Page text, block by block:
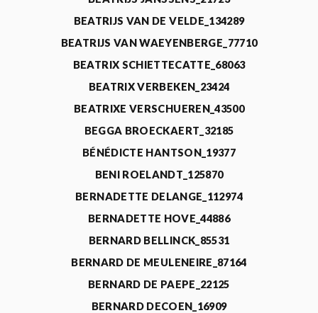
BEATRIJS VAN DE VELDE_134289
BEATRIJS VAN WAEYENBERGE_77710
BEATRIX SCHIETTECATTE_68063
BEATRIX VERBEKEN_23424
BEATRIXE VERSCHUEREN_43500
BEGGA BROECKAERT_32185
BÉNÉDICTE HANTSON_19377
BENI ROELANDT_125870
BERNADETTE DELANGE_112974
BERNADETTE HOVE_44886
BERNARD BELLINCK_85531
BERNARD DE MEULENEIRE_87164
BERNARD DE PAEPE_22125
BERNARD DECOEN_16909